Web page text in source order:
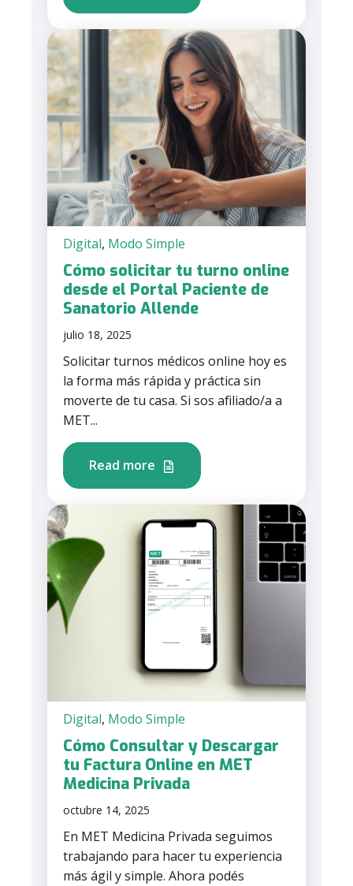
Digital, Modo Simple
Cómo solicitar tu turno online
desde el Portal Paciente de
Sanatorio Allende
julio 18, 2025
Solicitar turnos médicos online hoy es
la forma más rápida y práctica sin
moverte de tu casa. Si sos afiliado/a a
MET...
Read more
Digital, Modo Simple
Cómo Consultar y Descargar
tu Factura Online en MET
Medicina Privada
octubre 14, 2025
En MET Medicina Privada seguimos
trabajando para hacer tu experiencia
más ágil y simple. Ahora podés